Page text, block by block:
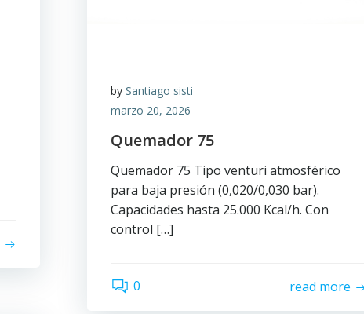
by Santiago sisti
marzo 20, 2026
Quemador 75
Quemador 75 Tipo venturi atmosférico
para baja presión (0,020/0,030 bar).
Capacidades hasta 25.000 Kcal/h. Con
control […]
0 read more